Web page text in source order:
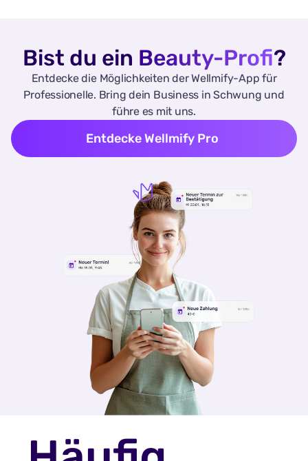
Bist du ein Beauty-Profi?
Entdecke die Möglichkeiten der Wellmify-App für
Professionelle. Bring dein Business in Schwung und
führe es mit uns.
Entdecke Wellmify Pro